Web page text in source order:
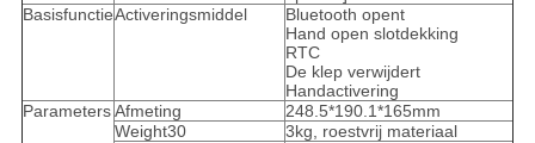
BasisfunctieActiveringsmiddel
Bluetooth opent
Hand open slotdekking
RTC
De klep verwijdert
Handactivering
ParametersAfmeting
248.5*190.1*165mm
Weight30
3kg, roestvrij materiaal